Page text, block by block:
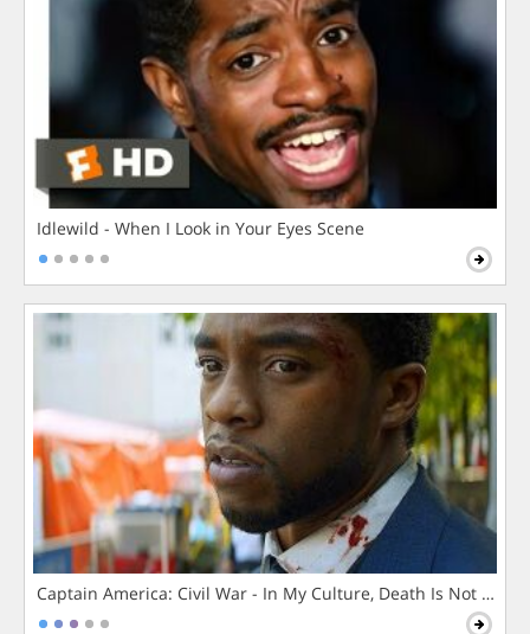
Idlewild - When I Look in Your Eyes Scene
Captain America: Civil War - In My Culture, Death Is Not The